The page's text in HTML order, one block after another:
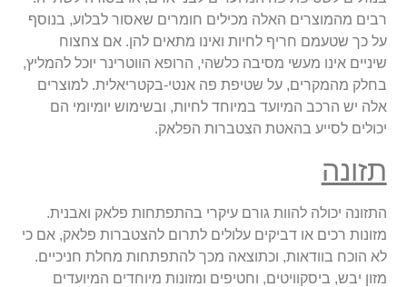
רבים מהמוצרים האלה מכילים חומרים שאסור לבלוע, בנוסף
על כך שטעמם חריף לחיות ואינו מתאים להן. אם צחצוח
שיניים אינו מעשי מסיבה כלשהי, הרופא הווטרינר יוכל להמליץ,
בחלק מהמקרים, על שטיפת פה אנטי-בקטריאלית. למוצרים
אלה יש הרכב המיועד במיוחד לחיות, ובשימוש יומיומי הם
יכולים לסייע בהאטת הצטברות הפלאק.
תזונה
התזונה יכולה להוות גורם עיקרי בהתפתחות פלאק ואבנית.
מזונות רכים או דביקים עלולים לתרום להצטברות פלאק, אם כי
לא הוכח בוודאות, וכתוצאה מכך להתפתחות מחלת חניכיים.
מזון יבש, ביסקוויטים, וחטיפים ומזונות מיוחדים המיועדים